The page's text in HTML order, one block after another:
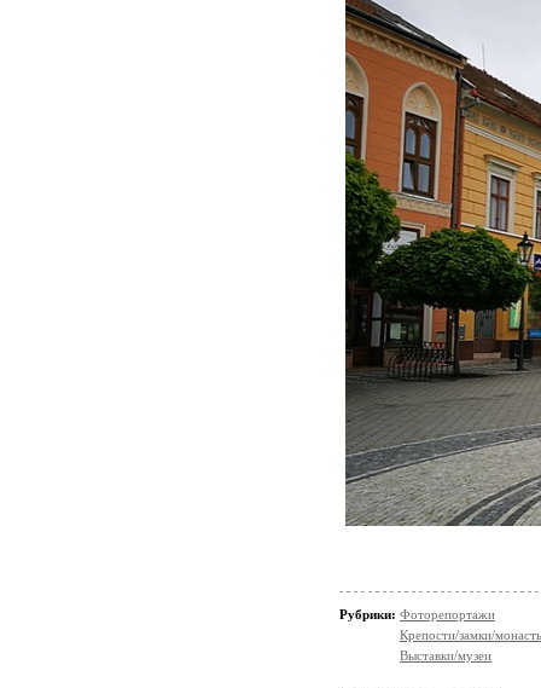
Рубрики: Фоторепортажи
Крепости/замки/
Выставки/музеи